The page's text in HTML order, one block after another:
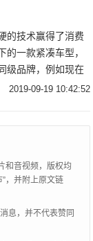
的技术赢得了消费
的一款紧凑车型，
级品牌，例如现在
菲斯塔等车型，竞
2019-09-19 10:42:52
和音视频，版权均
，并附上原文链
息，并不代表赞同